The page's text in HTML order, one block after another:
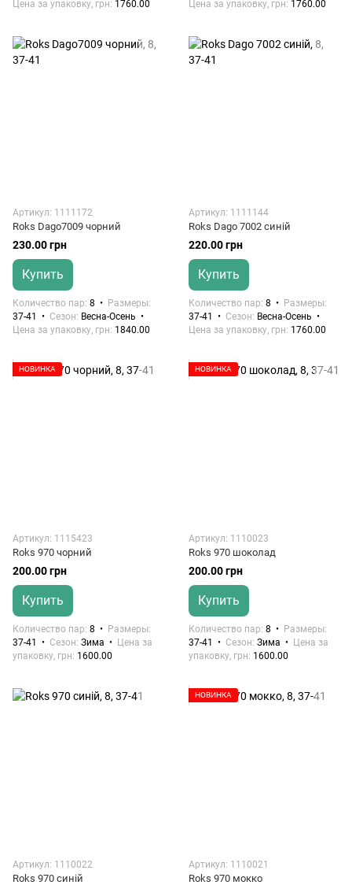
Цена за упаковку, грн 1760.00 Цена за упаковку, грн 1760.00
Артикул: 1111172
Roks Dago7009 чорний
230.00 грн
Купить
Количество пар 8
Размеры
37-41
Сезон
Весна-Осень
Цена за упаковку, грн 1840.00
Артикул: 1111144
Roks Dago 7002 синій
220.00 грн
Купить
Количество пар 8
Размеры
37-41
Сезон
Весна-Осень
Цена за упаковку, грн 1760.00
НОВИНКА
Артикул: 1115423
Roks 970 чорний
200.00 грн
Купить
Количество пар 8
Размеры
37-41
Сезон Зима
Цена за
упаковку, грн 1600.00
НОВИНКА
Артикул: 1110023
Roks 970 шоколад
200.00 грн
Купить
Количество пар 8
Размеры
37-41
Сезон Зима
Цена за
упаковку, грн 1600.00
Артикул: 1110022
Roks 970 синій
НОВИНКА
Артикул: 1110021
Roks 970 мокко